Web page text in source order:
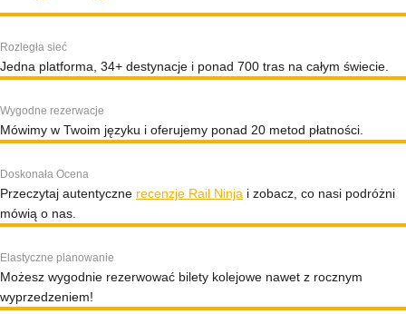
Rozległa sieć
Jedna platforma, 34+ destynacje i ponad 700 tras na całym świecie.
Wygodne rezerwacje
Mówimy w Twoim języku i oferujemy ponad 20 metod płatności.
Doskonała Ocena
Przeczytaj autentyczne recenzje Rail Ninja i zobacz, co nasi podróżni
mówią o nas.
Elastyczne planowanie
Możesz wygodnie rezerwować bilety kolejowe nawet z rocznym
wyprzedzeniem!